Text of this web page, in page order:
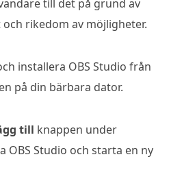
till det på grund av
rikedom av möjligheter.
installera OBS Studio från
på din bärbara dator.
till knappen under
OBS Studio och starta en ny